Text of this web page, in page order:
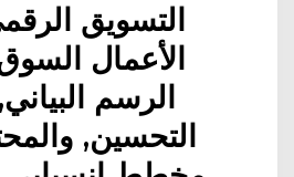
التسويق
الأعمال
الرسم
التحسين,